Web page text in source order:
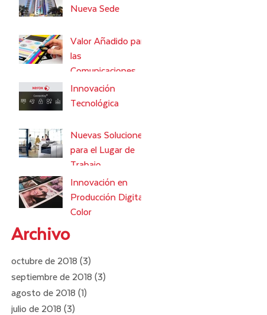
Nueva Sede
Valor Añadido para
las
Comunicaciones
Gráficas
Innovación
Tecnológica
Nuevas Soluciones
para el Lugar de
Trabajo
Innovación en
Producción Digital
Color
Archivo
octubre de 2018 (3)
septiembre de 2018 (3)
agosto de 2018 (1)
julio de 2018 (3)